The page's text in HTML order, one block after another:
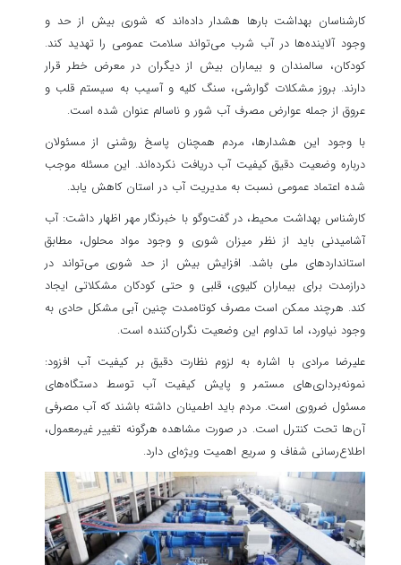
کارشناسان بهداشت بارها هشدار داده‌اند که شوری بیش از حد و
وجود آلاینده‌ها در آب شرب می‌تواند سلامت عمومی را تهدید کند.
کودکان، سالمندان و بیماران بیش از دیگران در معرض خطر قرار
دارند. بروز مشکلات گوارشی، سنگ کلیه و آسیب به سیستم قلب و
عروق از جمله عوارض مصرف آب شور و ناسالم عنوان شده است.
با وجود این هشدارها، مردم همچنان پاسخ روشنی از مسئولان
درباره وضعیت دقیق کیفیت آب دریافت نکرده‌اند. این مسئله موجب
شده اعتماد عمومی نسبت به مدیریت آب در استان کاهش یابد.
کارشناس بهداشت محیط، در گفت‌وگو با خبرنگار مهر اظهار داشت: آب
آشامیدنی باید از نظر میزان شوری و وجود مواد محلول، مطابق
استانداردهای ملی باشد. افزایش بیش از حد شوری می‌تواند در
درازمدت برای بیماران کلیوی، قلبی و حتی کودکان مشکلاتی ایجاد
کند. هرچند ممکن است مصرف کوتاه‌مدت چنین آبی مشکل حادی به
وجود نیاورد، اما تداوم این وضعیت نگران‌کننده است.
علیرضا مرادی با اشاره به لزوم نظارت دقیق بر کیفیت آب افزود:
نمونه‌برداری‌های مستمر و پایش کیفیت آب توسط دستگاه‌های
مسئول ضروری است. مردم باید اطمینان داشته باشند که آب مصرفی
آن‌ها تحت کنترل است. در صورت مشاهده هرگونه تغییر غیرمعمول،
اطلاع‌رسانی شفاف و سریع اهمیت ویژه‌ای دارد.